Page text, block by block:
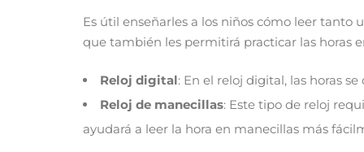
Es útil enseñarles a los niños cómo leer
que también les permitirá practicar las horas
Reloj digital: En el reloj digital, las horas se
Reloj de manecillas: Este tipo de reloj
ayudará a leer la hora en manecillas más